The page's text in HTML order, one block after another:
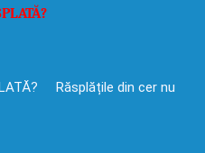
Răsplățile din cer nu